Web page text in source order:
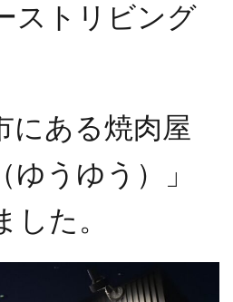
ストリビング
にある焼肉屋
ゆうゆう）」
した。